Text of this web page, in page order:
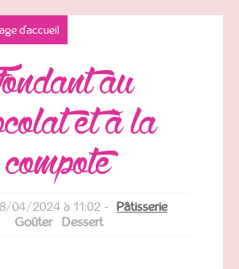
d'accueil
au
et à la
compote
04/2024 à 11:02 - Pâtisserie
Goûter
Dessert